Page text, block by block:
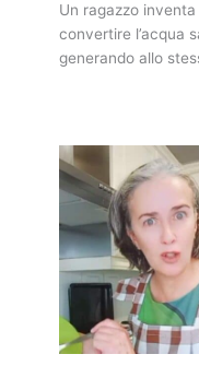
Un ragazzo
convertire l’acqua
generando allo